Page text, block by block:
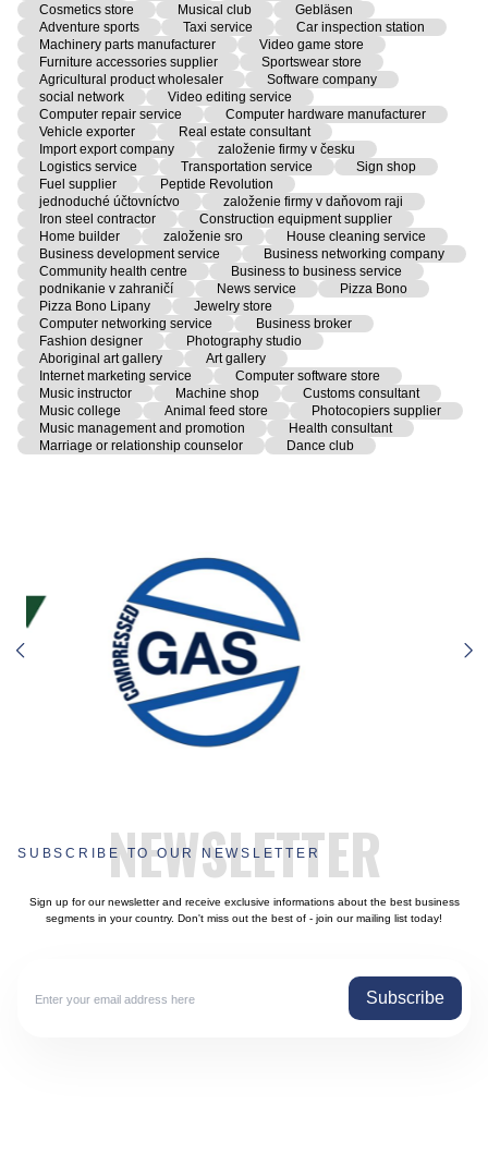
Cosmetics store
Musical club
Gebläsen
Adventure sports
Taxi service
Car inspection station
Machinery parts manufacturer
Video game store
Furniture accessories supplier
Sportswear store
Agricultural product wholesaler
Software company
social network
Video editing service
Computer repair service
Computer hardware manufacturer
Vehicle exporter
Real estate consultant
Import export company
založenie firmy v česku
Logistics service
Transportation service
Sign shop
Fuel supplier
Peptide Revolution
jednoduché účtovníctvo
založenie firmy v daňovom raji
Iron steel contractor
Construction equipment supplier
Home builder
založenie sro
House cleaning service
Business development service
Business networking company
Community health centre
Business to business service
podnikanie v zahraničí
News service
Pizza Bono
Pizza Bono Lipany
Jewelry store
Computer networking service
Business broker
Fashion designer
Photography studio
Aboriginal art gallery
Art gallery
Internet marketing service
Computer software store
Music instructor
Machine shop
Customs consultant
Music college
Animal feed store
Photocopiers supplier
Music management and promotion
Health consultant
Marriage or relationship counselor
Dance club
NEWSLETTER
SUBSCRIBE TO OUR NEWSLETTER
Sign up for our newsletter and receive exclusive informations about the best business
segments in your country. Don't miss out the best of - join our mailing list today!
Subscribe